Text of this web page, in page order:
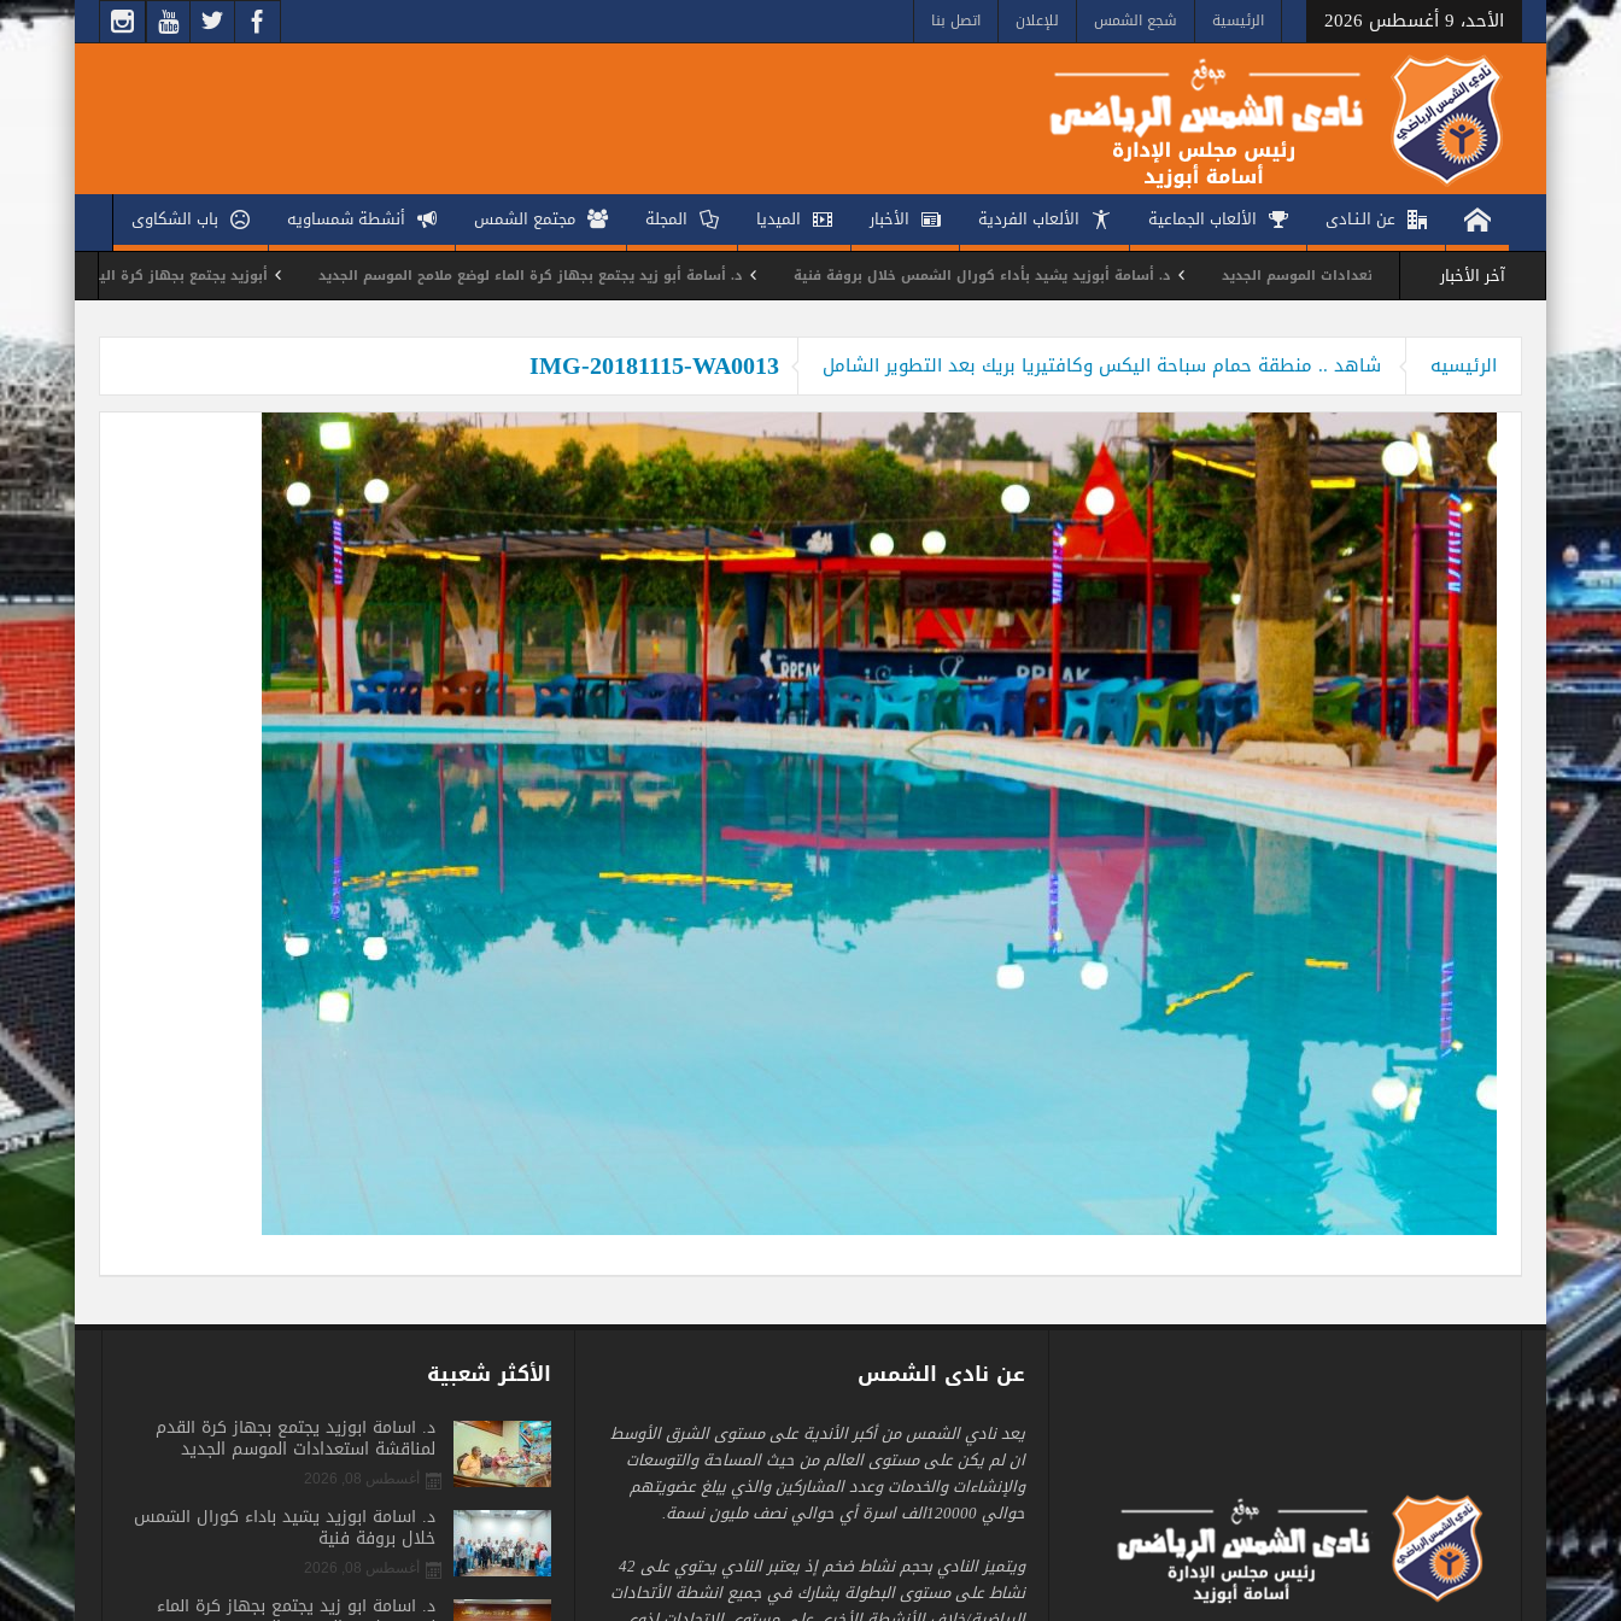
الأحد، 9 أغسطس 2026 الرئيسية شجع الشمس للإعلان اتصل بنا
عن الـنـادى الألعاب الجماعية الألعاب الفردية الأخبار الميديا المجلة مجتمع الشمس أنشطة شمساويه
باب الشكاوى
آخر الأخبار
كرة القدم لمناقشة استعدادات الموسم الجديد د. أسامة أبوزيد يشيد بأداء كورال الشمس خلال بروفة فنية د. أسامة أبو زيد يجتمع بجهاز كرة الماء لوضع ملامح الموسم الجديد
أبوزيد يجتمع بجهاز كرة اليد لوضع ملامح الموسم
الرئيسيه شاهد .. منطقة حمام سباحة اليكس وكافتيريا بريك بعد التطوير الشامل IMG-20181115-WA0013
عن نادى الشمس
يعد نادي الشمس من أكبر الأندية على مستوى الشرق الأوسط
ان لم يكن على مستوى العالم من حيث المساحة والتوسعات
والإنشاءات والخدمات وعدد المشاركين والذي يبلغ عضويتهم
حوالي 120000الف اسرة أي حوالي نصف مليون نسمة.
ويتميز النادي بحجم نشاط ضخم إذ يعتبر النادي يحتوي على 42
نشاط على مستوى البطولة يشارك في جميع انشطة الأتحادات
الأكثر شعبية
د. أسامة أبوزيد يجتمع بجهاز كرة القدم
لمناقشة استعدادات الموسم الجديد
أغسطس 08, 2026
د. أسامة أبوزيد يشيد بأداء كورال الشمس
خلال بروفة فنية
أغسطس 08, 2026
د. أسامة أبو زيد يجتمع بجهاز كرة الماء